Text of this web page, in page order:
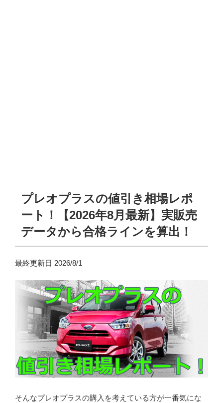
プレオプラスの値引き相場レポ
ート！【2026年8月最新】実販売
データから合格ラインを算出！
最終更新日 2026/8/1
そんなプレオプラスの購入を考えている方が一番気にな